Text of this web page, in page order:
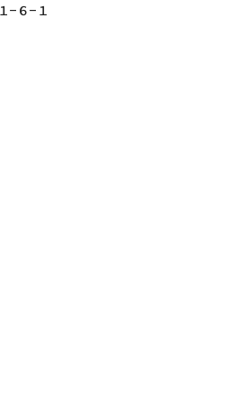
−６−１